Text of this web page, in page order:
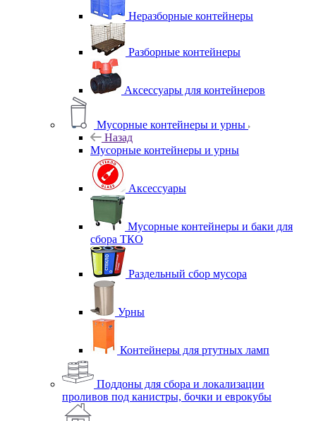
Неразборные контейнеры
Разборные контейнеры
Аксессуары для контейнеров
Мусорные контейнеры и урны
Назад
Мусорные контейнеры и урны
Аксессуары
Мусорные контейнеры и баки для
сбора ТКО
Раздельный сбор мусора
Урны
Контейнеры для ртутных ламп
Поддоны для сбора и локализации
проливов под канистры, бочки и еврокубы